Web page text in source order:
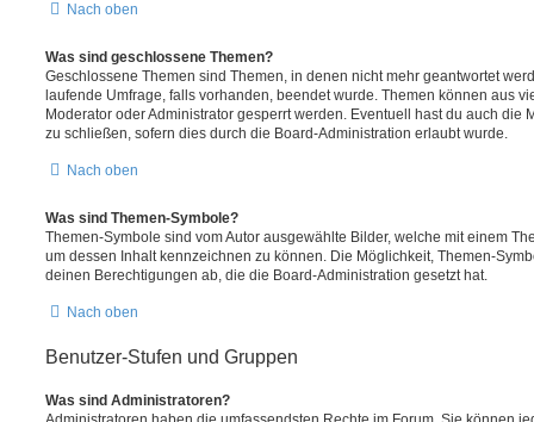
Nach oben
Was sind geschlossene Themen?
Geschlossene Themen sind Themen, in denen nicht mehr geantwortet
laufende Umfrage, falls vorhanden, beendet wurde. Themen können aus
Moderator oder Administrator gesperrt werden. Eventuell hast du auch die
zu schließen, sofern dies durch die Board-Administration erlaubt wurde.
Nach oben
Was sind Themen-Symbole?
Themen-Symbole sind vom Autor ausgewählte Bilder, welche mit einem
um dessen Inhalt kennzeichnen zu können. Die Möglichkeit, Themen-
deinen Berechtigungen ab, die die Board-Administration gesetzt hat.
Nach oben
Benutzer-Stufen und Gruppen
Was sind Administratoren?